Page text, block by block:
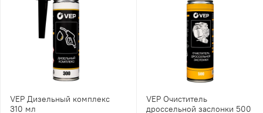
VEP Дизельный комплекс
310 мл
VEP Очиститель
дроссельной заслонки 500